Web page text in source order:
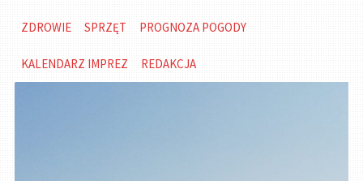
ZDROWIE SPRZĘT PROGNOZA POGODY
KALENDARZ IMPREZ REDAKCJA